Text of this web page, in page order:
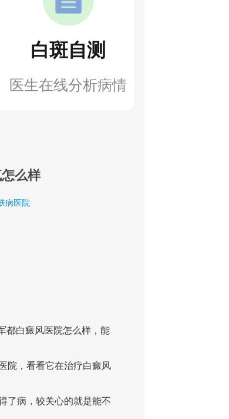
白斑自测
医生在线分析病情
么样
病医院
都白癜风医院怎么样，能
院，看看它在治疗白癜风
了病，较关心的就是能不